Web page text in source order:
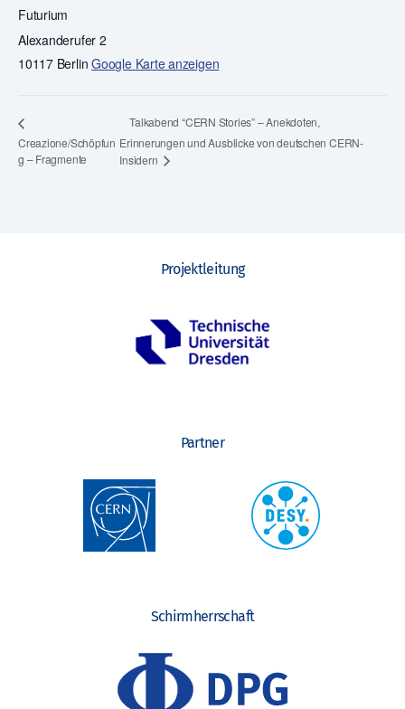
Futurium
Alexanderufer 2
10117 BerlinGoogle Karte anzeigen
Creazione/Schöpfun
g – Fragmente
Talkabend “CERN Stories” – Anekdoten,
Erinnerungen und Ausblicke von deutschen CERN-
Insidern
Projektleitung
Partner
Schirmherrschaft